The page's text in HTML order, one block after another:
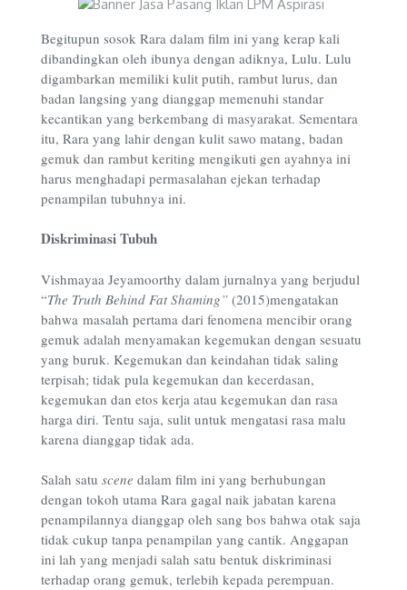
Begitupun sosok Rara dalam film ini yang kerap kali
dibandingkan oleh ibunya dengan adiknya, Lulu. Lulu
digambarkan memiliki kulit putih, rambut lurus, dan
badan langsing yang dianggap memenuhi standar
kecantikan yang berkembang di masyarakat. Sementara
itu, Rara yang lahir dengan kulit sawo matang, badan
gemuk dan rambut keriting mengikuti gen ayahnya ini
harus menghadapi permasalahan ejekan terhadap
penampilan tubuhnya ini.
Diskriminasi Tubuh
Vishmayaa Jeyamoorthy dalam jurnalnya yang berjudul
“The Truth Behind Fat Shaming” (2015)mengatakan
bahwa masalah pertama dari fenomena mencibir orang
gemuk adalah menyamakan kegemukan dengan sesuatu
yang buruk. Kegemukan dan keindahan tidak saling
terpisah; tidak pula kegemukan dan kecerdasan,
kegemukan dan etos kerja atau kegemukan dan rasa
harga diri. Tentu saja, sulit untuk mengatasi rasa malu
karena dianggap tidak ada.
Salah satu scene dalam film ini yang berhubungan
dengan tokoh utama Rara gagal naik jabatan karena
penampilannya dianggap oleh sang bos bahwa otak saja
tidak cukup tanpa penampilan yang cantik. Anggapan
ini lah yang menjadi salah satu bentuk diskriminasi
terhadap orang gemuk, terlebih kepada perempuan.